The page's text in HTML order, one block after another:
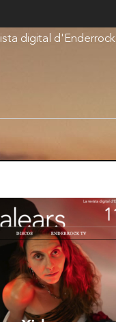
digital d'Enderrock